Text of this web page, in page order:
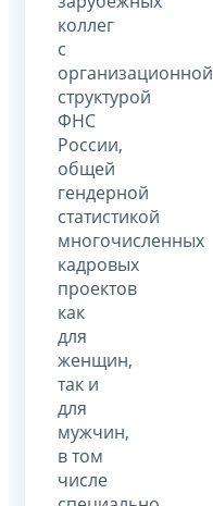
коллег
с
организационной
структурой
ФНС
России,
общей
гендерной
статистикой
многочисленных
кадровых
проектов
как
для
женщин,
так и
для
мужчин,
в том
числе